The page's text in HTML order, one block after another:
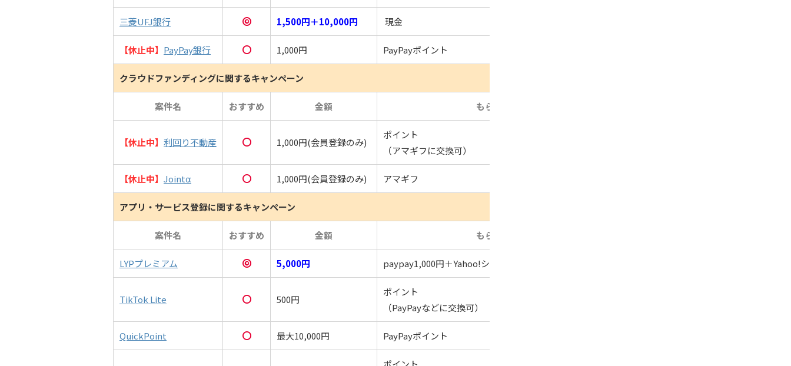
三菱UFJ銀行 1,500円＋10,000円 現金
【休止中】 PayPay銀行 1,000円 PayPayポイント
クラウドファンディングに関するキャンペーン
案件名 おすすめ 金額 もらえるもの
【休止中】 利回り不動産 1,000円(会員登録のみ)
ポイント
（アマギフに交換可）
【休止中】 Jointα 1,000円(会員登録のみ) アマギフ
アプリ・サービス登録に関するキャンペーン
案件名 おすすめ 金額 もらえるもの
LYPプレミアム 5,000円 paypay1,000円＋Yahoo!ショッピング2,000円分クーポン×2
TikTok Lite 500円
ポイント
（PayPayなどに交換可）
QuickPoint 最大10,000円 PayPayポイント